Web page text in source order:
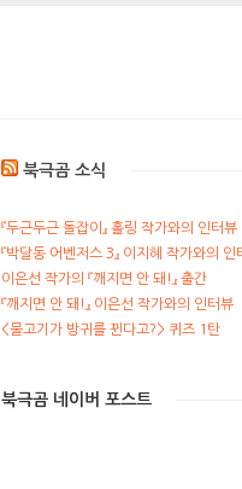
북극곰 소식
『두근두근 돌잡이』 홀링 작가와의 인터뷰
『박달동 어벤저스 3』 이지혜 작가와의 인
이은선 작가의 『깨지면 안 돼!』 출간
『깨지면 안 돼!』 이은선 작가와의 인터뷰
<물고기가 방귀를 뀐다고?> 퀴즈 1탄
북극곰 네이버 포스트